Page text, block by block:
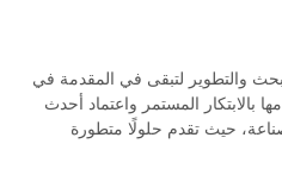
والتطوير لتبقى في المقدمة في
بالابتكار المستمر واعتماد أحدث
حيث تقدم حلولًا متطورة